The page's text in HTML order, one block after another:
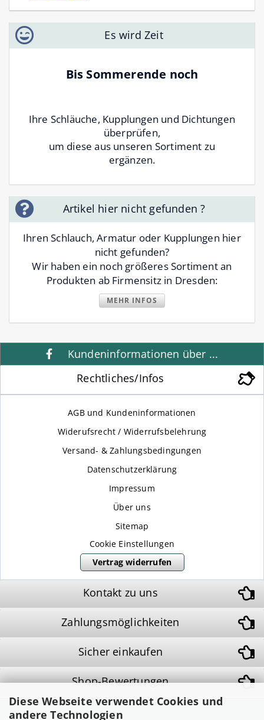
Diese Webseite verwendet Cookies und
andere Technologien
Es wird Zeit
Bis Sommerende noch
Ihre Schläuche, Kupplungen und Dichtungen
überprüfen,
um diese aus unseren Sortiment zu
ergänzen.
Artikel hier nicht gefunden ?
Ihren Schlauch, Armatur oder Kupplungen hier
nicht gefunden?
Wir haben ein noch größeres Sortiment an
Produkten ab Firmensitz in Dresden:
MEHR INFOS
Kundeninformationen über ...
Rechtliches/Infos
AGB und Kundeninformationen
Widerufsrecht / Widerrufsbelehrung
Versand- & Zahlungsbedingungen
Datenschutzerklärung
Impressum
Über uns
Sitemap
Cookie Einstellungen
Vertrag widerrufen
Kontakt zu uns
Zahlungsmöglichkeiten
Sicher einkaufen
Shop-Bewertungen